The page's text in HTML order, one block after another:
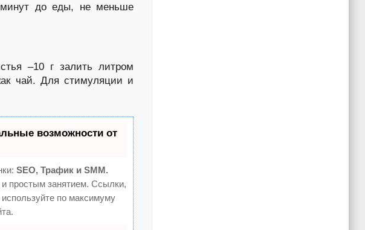
до еды, не меньше
–10 г залить литром
чай. Для стимуляции и
возможности от
SEO, Трафик и SMM.
простым занятием. Ссылки,
по максимуму